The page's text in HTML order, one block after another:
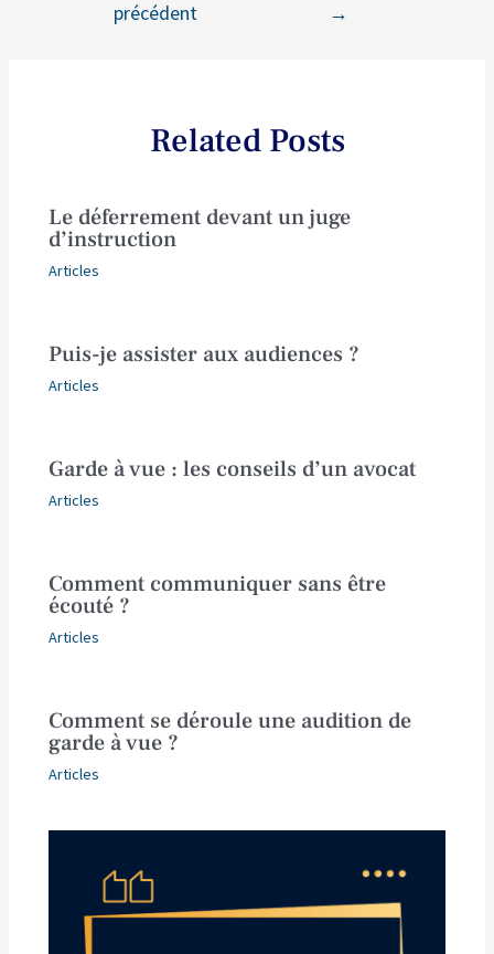
précédent
→
Related Posts
Le déferrement devant un juge
d’instruction
Articles
Puis-je assister aux audiences ?
Articles
Garde à vue : les conseils d’un avocat
Articles
Comment communiquer sans être
écouté ?
Articles
Comment se déroule une audition de
garde à vue ?
Articles